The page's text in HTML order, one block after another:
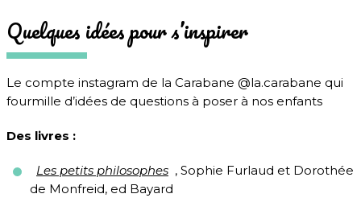
Quelques idées pour s’inspirer
Le compte instagram de la Carabane @la.carabane qui
fourmille d’idées de questions à poser à nos enfants
Des livres :
Les petits philosophes , Sophie Furlaud et Dorothée
de Monfreid, ed Bayard